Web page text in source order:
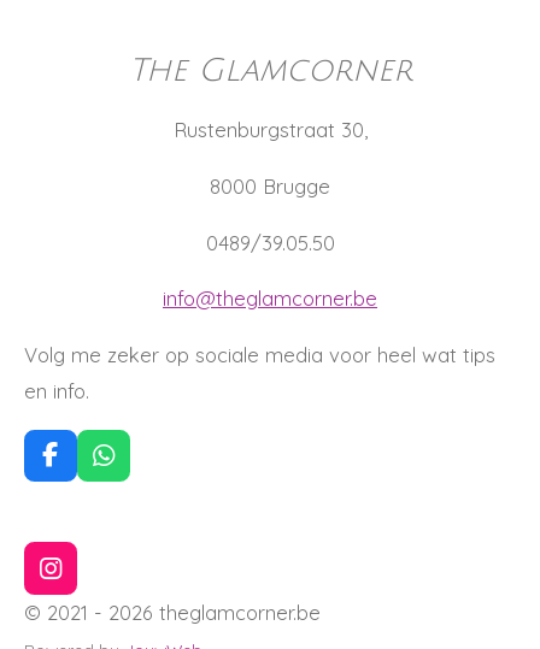
The Glamcorner
Rustenburgstraat 30,
8000 Brugge
0489/39.05.50
info@theglamcorner.be
Volg me zeker op sociale media voor heel wat tips
en info.
F
a
e
b
o
o
W
h
p
I
n
s
© 2021 - 2026 theglamcorner.be